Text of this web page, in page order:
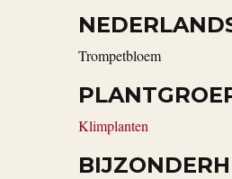
Trompetbloem
Klimplanten